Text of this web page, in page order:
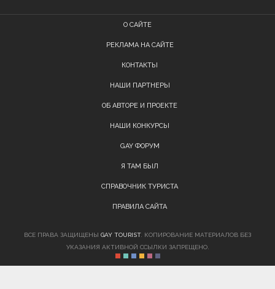
О САЙТЕ
РЕКЛАМА НА САЙТЕ
КОНТАКТЫ
НАШИ ПАРТНЕРЫ
ОБ АВТОРЕ И ПРОЕКТЕ
НАШИ КОНКУРСЫ
GAY ФОРУМ
Я ТАМ БЫЛ
СПРАВОЧНИК ТУРИСТА
ПРАВИЛА САЙТА
ВСЕ ПРАВА ЗАЩИЩЕНЫ GAY TOURIST. КОПИРОВАНИЕ МАТЕРИАЛОВ БЕЗ
УКАЗАНИЯ АКТИВНОЙ ССЫЛКИ ЗАПРЕЩЕНО.